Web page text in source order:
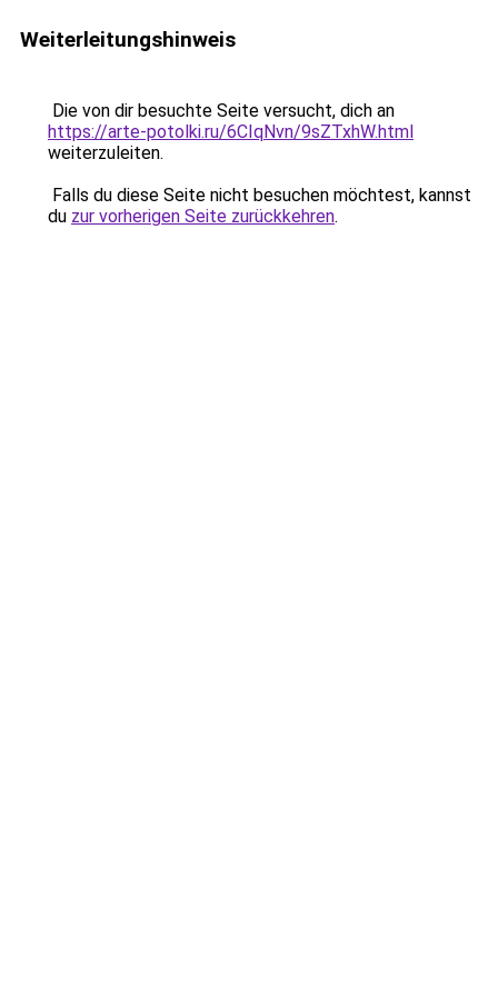
Weiterleitungshinweis
Die von dir besuchte Seite versucht, dich an
https://arte-potolki.ru/6CIqNvn/9sZTxhW.html
weiterzuleiten.
Falls du diese Seite nicht besuchen möchtest, kannst
du zur vorherigen Seite zurückkehren.